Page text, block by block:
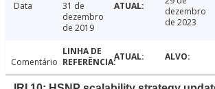
Data
31 de
dezembro
de 2019
dezembro
de 2023
Comentário